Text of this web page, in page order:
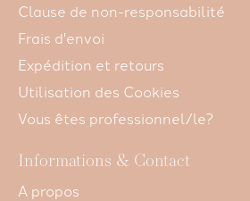
Clause de non-responsabilité
Frais d'envoi
Expédition et retours
Utilisation des Cookies
Vous êtes professionnel/le?
Informations & Contact
A propos